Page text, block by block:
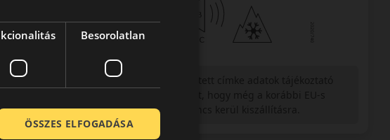
és
amikor
Figyelem a feltüntetett címke adatok tájékoztató
címkével ellátott abroncs kerül kiszállításra.
Besorolatlan
ÖSSZES ELFOGADÁSA